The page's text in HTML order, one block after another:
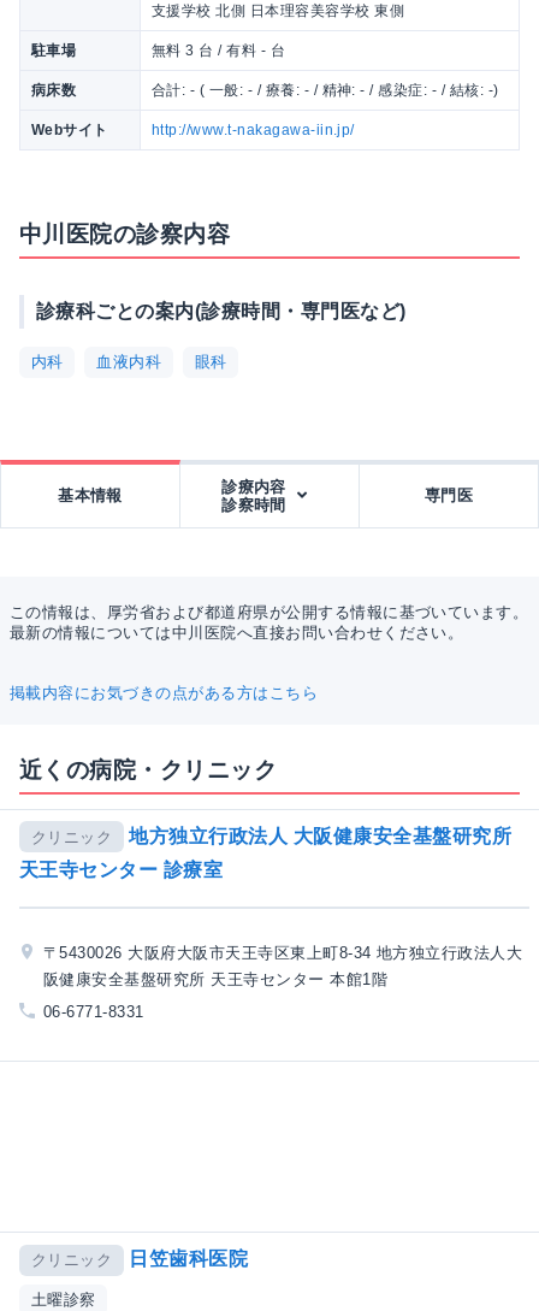
支援学校 北側 日本理容美容学校 東側
駐車場 無料 3 台 / 有料 - 台
病床数 合計: - ( 一般: - / 療養: - / 精神: - / 感染症: - / 結核: -)
Webサイト http://www.t-nakagawa-iin.jp/
中川医院の診察内容
診療科ごとの案内(診療時間・専門医など)
内科 血液内科 眼科
基本情報
診療内容
診察時間
専門医
この情報は、厚労省および都道府県が公開する情報に基づいています。
最新の情報については中川医院へ直接お問い合わせください。
掲載内容にお気づきの点がある方はこちら
近くの病院・クリニック
クリニック
地方独立行政法人 大阪健康安全基盤研究所
天王寺センター 診療室
〒5430026 大阪府大阪市天王寺区東上町8-34 地方独立行政法人大
阪健康安全基盤研究所 天王寺センター 本館1階
06-6771-8331
クリニック 日笠歯科医院
土曜診察